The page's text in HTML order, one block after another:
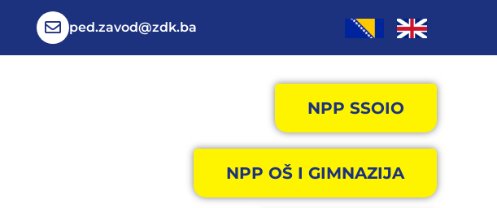
ped.zavod@zdk.ba
NPP SSOIO
NPP OŠ I GIMNAZIJA